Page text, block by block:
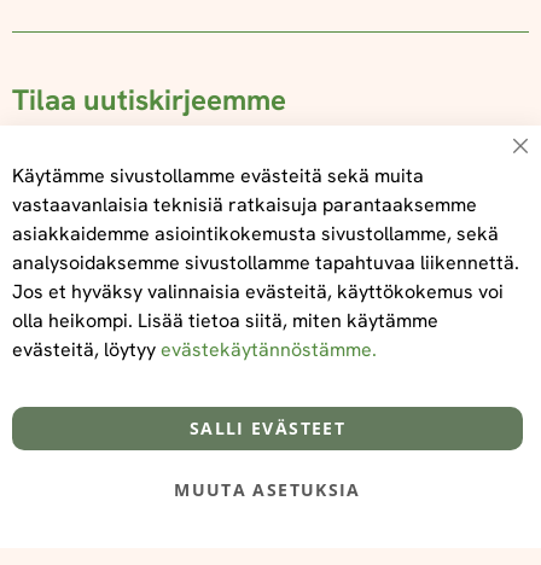
Tilaa uutiskirjeemme
Tilaa
Tietoa meistä
@‌2025 FooDeliDoo
Toimitus- ja maksuehdot
Käytämme sivustollamme evästeitä sekä muita
vastaavanlaisia teknisiä ratkaisuja parantaaksemme
asiakkaidemme asiointikokemusta sivustollamme, sekä
analysoidaksemme sivustollamme tapahtuvaa liikennettä.
Jos et hyväksy valinnaisia evästeitä, käyttökokemus voi
olla heikompi. Lisää tietoa siitä, miten käytämme
evästeitä, löytyyevästekäytännöstämme.
SALLI EVÄSTEET
MUUTA ASETUKSIA